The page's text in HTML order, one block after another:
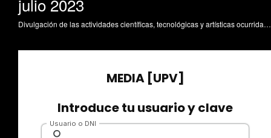
Divulgación de las actividades científicas, tecnológicas y artísticas ocurridas en los tres campus de la UPV